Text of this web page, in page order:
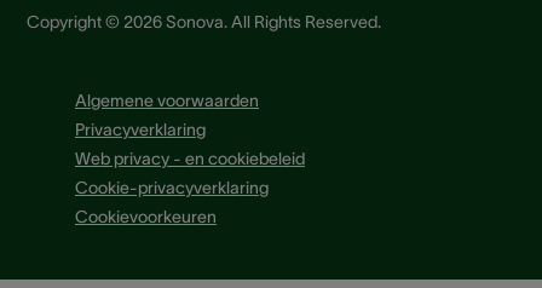
Copyright © 2026 Sonova. All Rights Reserved.
Algemene voorwaarden
Privacyverklaring
Web privacy - en cookiebeleid
Cookie-privacyverklaring
Cookievoorkeuren